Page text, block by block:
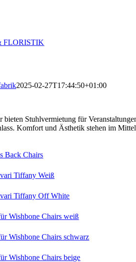
FLORISTIK
2025-02-27T17:44:50+01:00
bieten Stuhlvermietung für
Komfort und Ästhetik stehen im
Back Chairs
Tiffany Weiß
Tiffany Off White
Wishbone Chairs weiß
Wishbone Chairs schwarz
Wishbone Chairs beige